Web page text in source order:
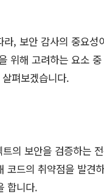
, 보안 감사의 중요
위해 고려하는 요소
펴보겠습니다.
의 보안을 검증하는
코드의 취약점을 발
합니다.